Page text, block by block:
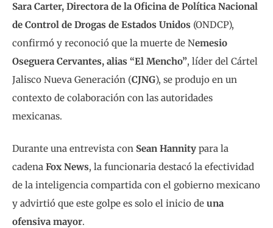
Sara Carter, Directora de la Oficina de Política Nacional
de Control de Drogas de Estados Unidos (ONDCP),
confirmó y reconoció que la muerte de Nemesio
Oseguera Cervantes, alias “El Mencho”, líder del Cártel
Jalisco Nueva Generación (CJNG), se produjo en un
contexto de colaboración con las autoridades
mexicanas.
Durante una entrevista con Sean Hannity para la
cadena Fox News, la funcionaria destacó la efectividad
de la inteligencia compartida con el gobierno mexicano
y advirtió que este golpe es solo el inicio de una
ofensiva mayor.